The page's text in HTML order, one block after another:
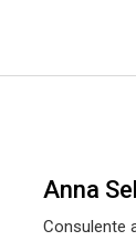
Anna
Consulente